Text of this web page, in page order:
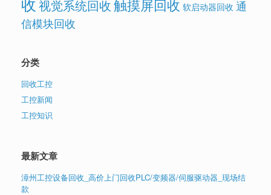
视觉系统回收触摸屏回收 软启动器回收 通
信模块回收
分类
回收工控
工控新闻
工控知识
最新文章
漳州工控设备回收_高价上门回收PLC/变频器/伺服驱动器_现场结
款